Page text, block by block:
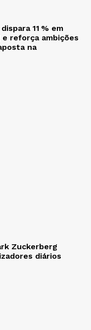
11 % em
reforça ambições
na
Zuckerberg
diários